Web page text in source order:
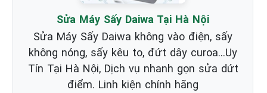
Sửa Máy Sấy Daiwa Tại Hà Nội
Sửa Máy Sấy Daiwa không vào điện, sấy
không nóng, sấy kêu to, đứt dây curoa...Uy
Tín Tại Hà Nội, Dịch vụ nhanh gọn sửa dứt
điểm. Linh kiện chính hãng